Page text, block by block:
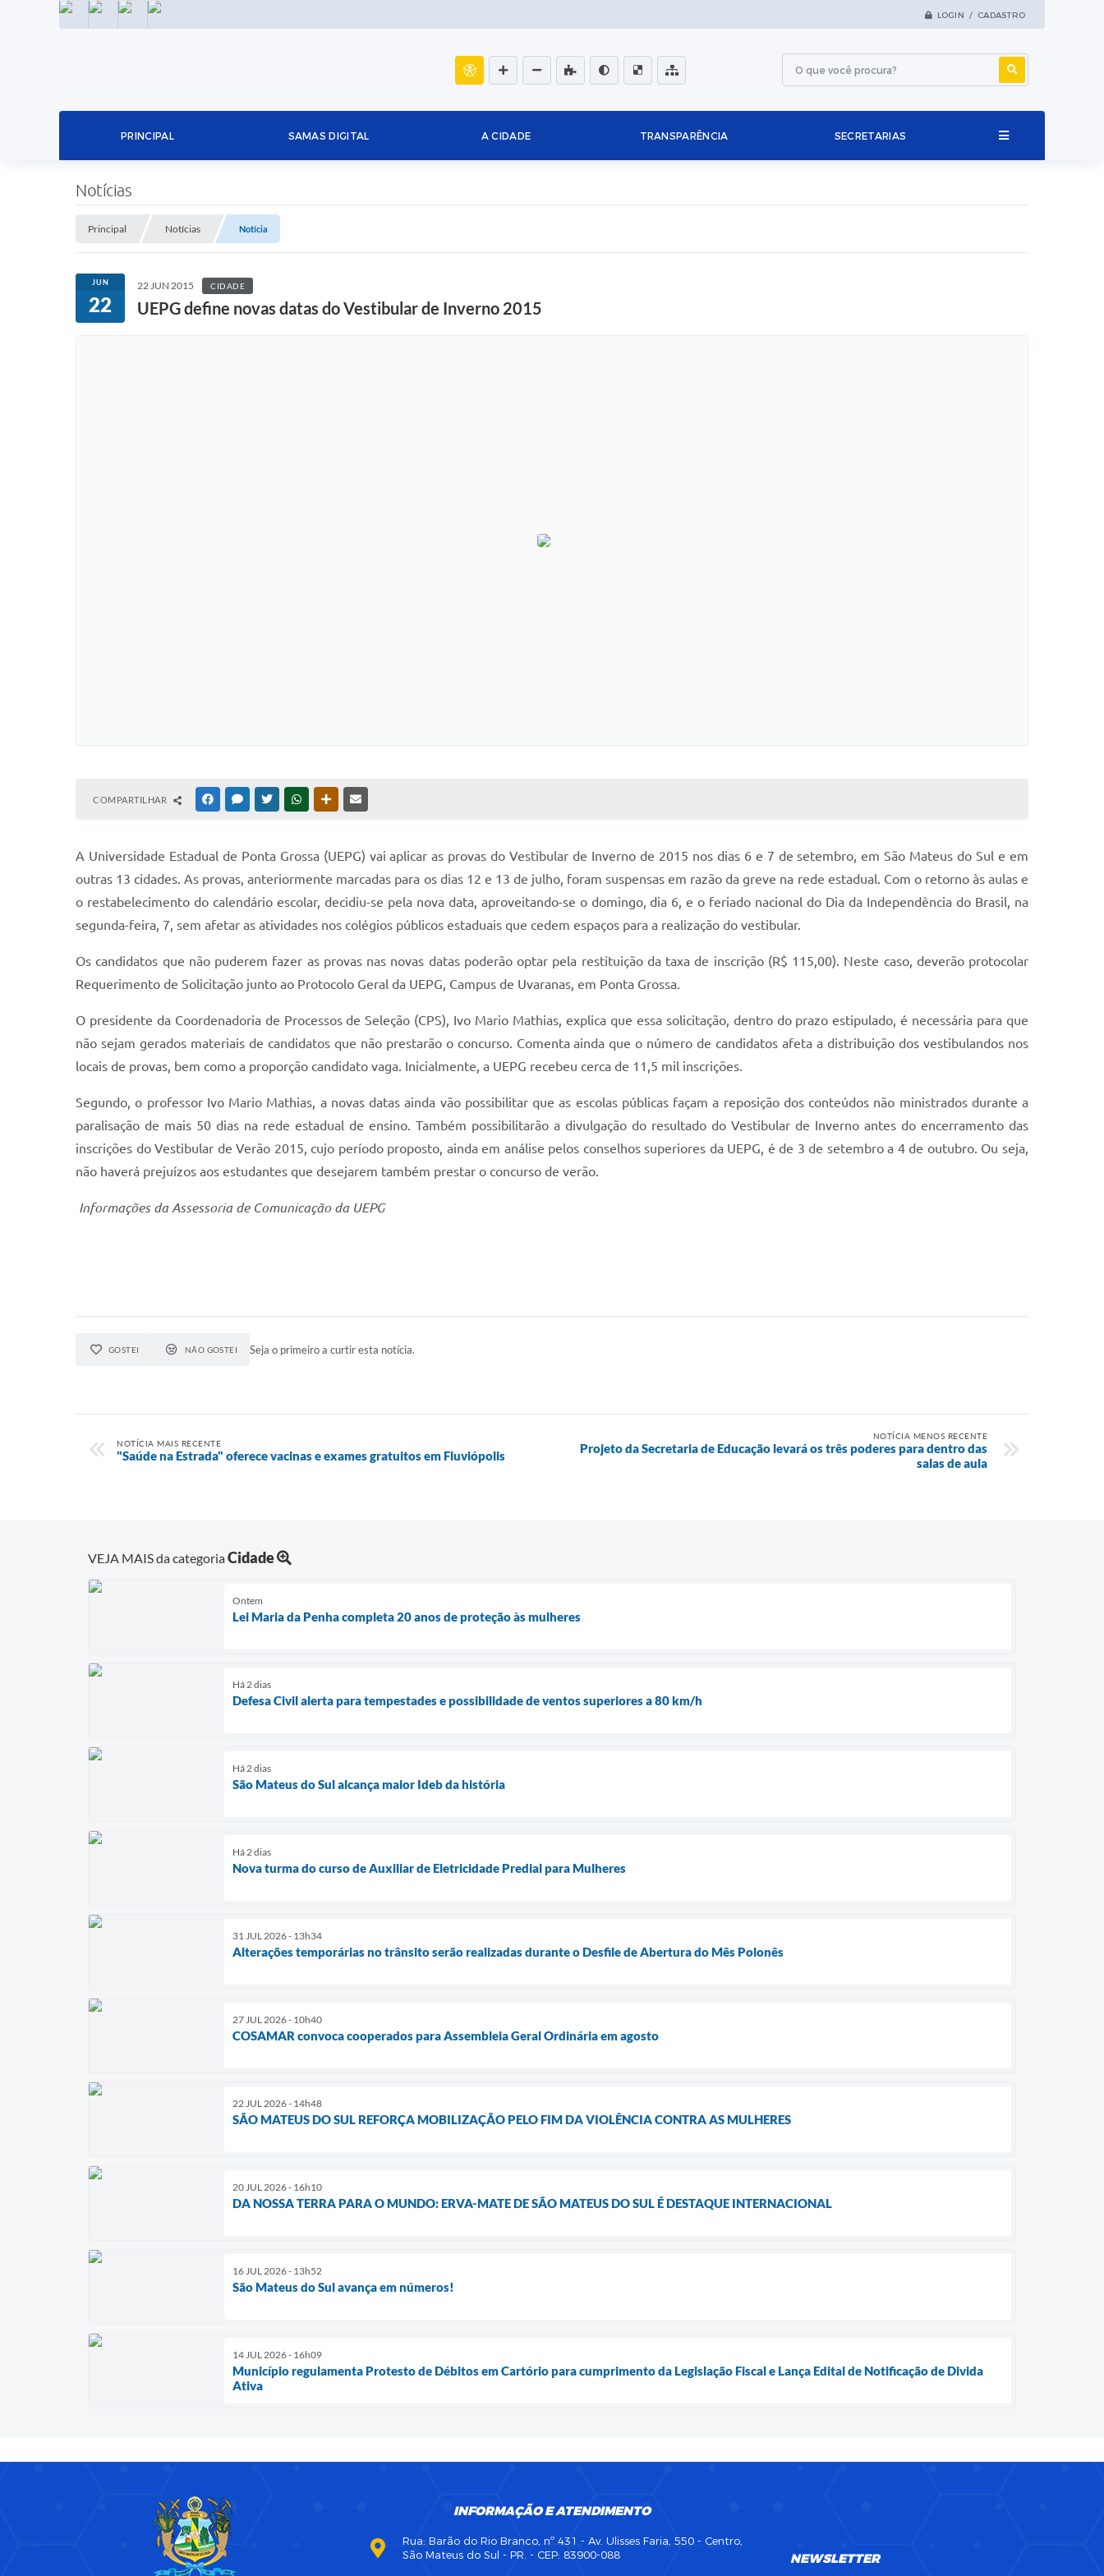
LOGIN / CADASTRO
INSTAGRAMFACEBOOKLINKEDIN
PRINCIPAL SAMAS DIGITAL A CIDADE TRANSPARÊNCIA SECRETARIAS
Notícias
Principal Notícias Notícia
JUN
22
22 JUN 2015 CIDADE
UEPG define novas datas do Vestibular de Inverno 2015
COMPARTILHAR FACEBOOKMESSENGER
TWITTERWHATSAPPOUTRAS MÍDIAS
A Universidade Estadual de Ponta Grossa (UEPG) vai aplicar as provas do Vestibular de Inverno de 2015 nos dias 6 e 7 de setembro, em São Mateus do Sul e em
outras 13 cidades. As provas, anteriormente marcadas para os dias 12 e 13 de julho, foram suspensas em razão da greve na rede estadual. Com o retorno às aulas e
o restabelecimento do calendário escolar, decidiu-se pela nova data, aproveitando-se o domingo, dia 6, e o feriado nacional do Dia da Independência do Brasil, na
segunda-feira, 7, sem afetar as atividades nos colégios públicos estaduais que cedem espaços para a realização do vestibular.
Os candidatos que não puderem fazer as provas nas novas datas poderão optar pela restituição da taxa de inscrição (R$ 115,00). Neste caso, deverão protocolar
Requerimento de Solicitação junto ao Protocolo Geral da UEPG, Campus de Uvaranas, em Ponta Grossa.
O presidente da Coordenadoria de Processos de Seleção (CPS), Ivo Mario Mathias, explica que essa solicitação, dentro do prazo estipulado, é necessária para que
não sejam gerados materiais de candidatos que não prestarão o concurso. Comenta ainda que o número de candidatos afeta a distribuição dos vestibulandos nos
locais de provas, bem como a proporção candidato vaga. Inicialmente, a UEPG recebeu cerca de 11,5 mil inscrições.
Segundo, o professor Ivo Mario Mathias, a novas datas ainda vão possibilitar que as escolas públicas façam a reposição dos conteúdos não ministrados durante a
paralisação de mais 50 dias na rede estadual de ensino. Também possibilitarão a divulgação do resultado do Vestibular de Inverno antes do encerramento das
inscrições do Vestibular de Verão 2015, cujo período proposto, ainda em análise pelos conselhos superiores da UEPG, é de 3 de setembro a 4 de outubro. Ou seja,
não haverá prejuízos aos estudantes que desejarem também prestar o concurso de verão.
Informações da Assessoria de Comunicação da UEPG
GOSTEI NÃO GOSTEI Seja o primeiro a curtir esta notícia.
NOTÍCIA MAIS RECENTE
"Saúde na Estrada" oferece vacinas e exames gratuitos em Fluviópolis
NOTÍCIA MENOS RECENTE
Projeto da Secretaria de Educação levará os três poderes para dentro das
salas de aula
VEJA MAIS da categoriaCidade
Ontem
Lei Maria da Penha completa 20 anos de proteção às mulheres
Há 2 dias
Defesa Civil alerta para tempestades e possibilidade de ventos superiores a 80 km/h
Há 2 dias
São Mateus do Sul alcança maior Ideb da história
Há 2 dias
Nova turma do curso de Auxiliar de Eletricidade Predial para Mulheres
31 JUL 2026 - 13h34
Alterações temporárias no trânsito serão realizadas durante o Desfile de Abertura do Mês Polonês
27 JUL 2026 - 10h40
COSAMAR convoca cooperados para Assembleia Geral Ordinária em agosto
22 JUL 2026 - 14h48
SÃO MATEUS DO SUL REFORÇA MOBILIZAÇÃO PELO FIM DA VIOLÊNCIA CONTRA AS MULHERES
20 JUL 2026 - 16h10
DA NOSSA TERRA PARA O MUNDO: ERVA-MATE DE SÃO MATEUS DO SUL É DESTAQUE INTERNACIONAL
16 JUL 2026 - 13h52
São Mateus do Sul avança em números!
14 JUL 2026 - 16h09
Município regulamenta Protesto de Débitos em Cartório para cumprimento da Legislação Fiscal e Lança Edital de Notificação de Divida
Ativa
INFORMAÇÃO E ATENDIMENTO
Rua: Barão do Rio Branco, nº 431 - Av. Ulisses Faria, 550 - Centro,
São Mateus do Sul - PR. - CEP: 83900-088
NEWSLETTER